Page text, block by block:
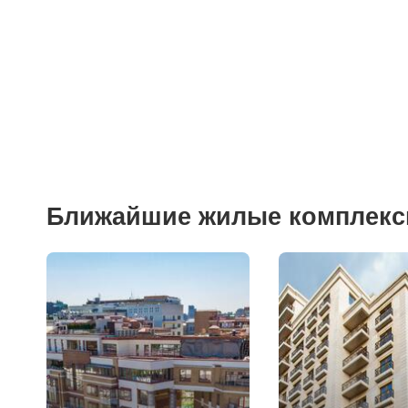
Ближайшие жилые